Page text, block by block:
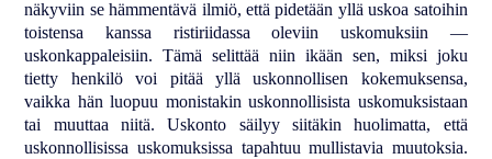
näkyviin se hämmentävä ilmiö, että pidetään yllä uskoa satoihin
toistensa kanssa ristiriidassa oleviin uskomuksiin —
uskonkappaleisiin. Tämä selittää niin ikään sen, miksi joku
tietty henkilö voi pitää yllä uskonnollisen kokemuksensa,
vaikka hän luopuu monistakin uskonnollisista uskomuksistaan
tai muuttaa niitä. Uskonto säilyy siitäkin huolimatta, että
uskonnollisissa uskomuksissa tapahtuu mullistavia muutoksia.